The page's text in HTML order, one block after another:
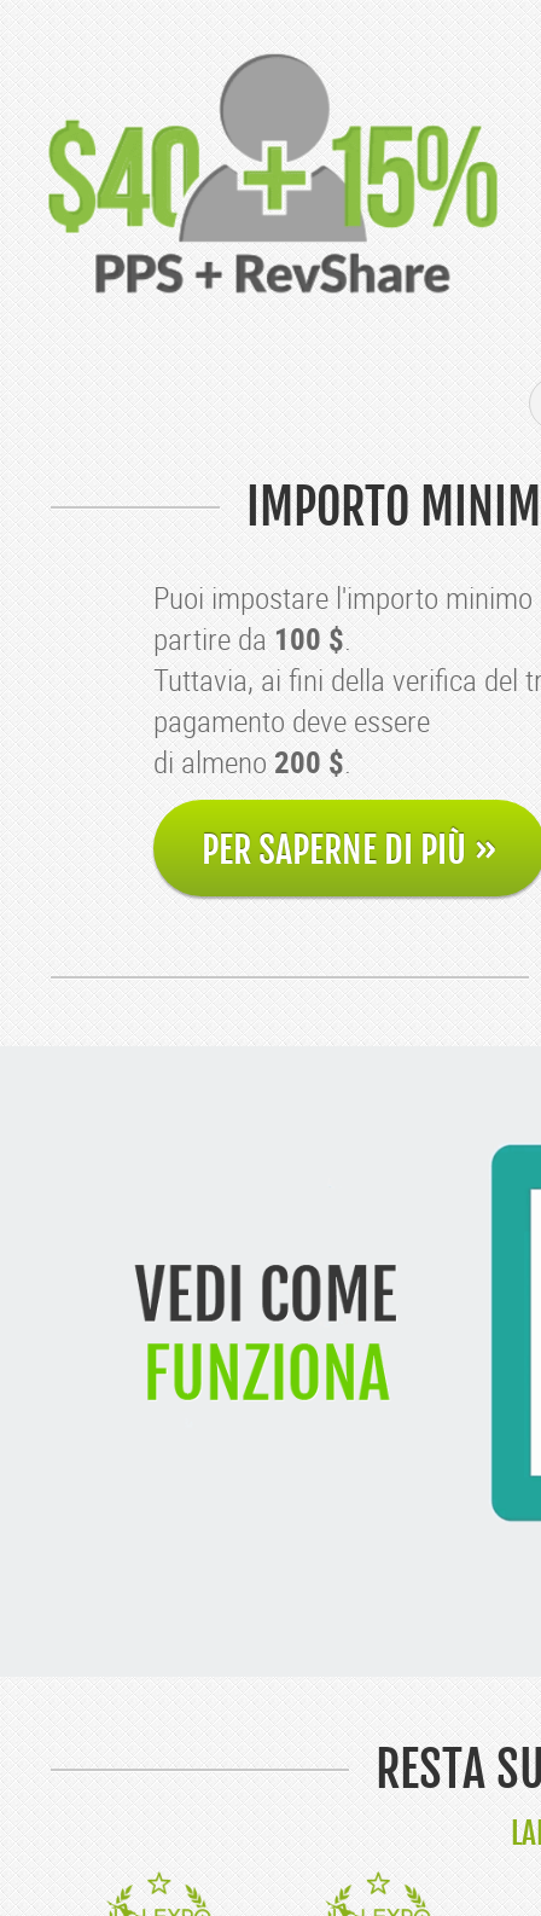
IMPORTO
Puoi impostare l'importo
partire da100 $.
Tuttavia, ai fini della verifica del
pagamento deve essere
di almeno200 $.
PER SAPERNE DI PIÙ »
RESTA